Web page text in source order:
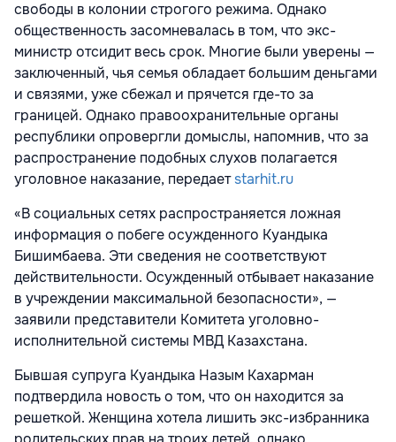
свободы в колонии строгого режима. Однако
общественность засомневалась в том, что экс-
министр отсидит весь срок. Многие были уверены —
заключенный, чья семья обладает большим деньгами
и связями, уже сбежал и прячется где-то за
границей. Однако правоохранительные органы
республики опровергли домыслы, напомнив, что за
распространение подобных слухов полагается
уголовное наказание, передаетstarhit.ru
«В социальных сетях распространяется ложная
информация о побеге осужденного Куандыка
Бишимбаева. Эти сведения не соответствуют
действительности. Осужденный отбывает наказание
в учреждении максимальной безопасности», —
заявили представители Комитета уголовно-
исполнительной системы МВД Казахстана.
Бывшая супруга Куандыка Назым Кахарман
подтвердила новость о том, что он находится за
решеткой. Женщина хотела лишить экс-избранника